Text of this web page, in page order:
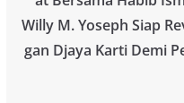
Willy M. Yoseph Siap
gan Djaya Karti Demi